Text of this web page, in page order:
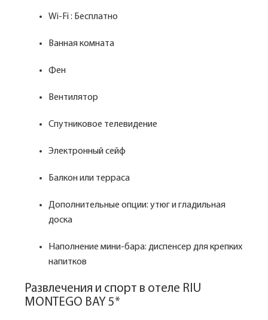
Wi-Fi : Бесплатно
Ванная комната
Фен
Вентилятор
Спутниковое телевидение
Электронный сейф
Балкон или терраса
Дополнительные опции: утюг и гладильная
доска
Наполнение мини-бара: диспенсер для крепких
напитков
Развлечения и спорт в отеле RIU
MONTEGO BAY 5*